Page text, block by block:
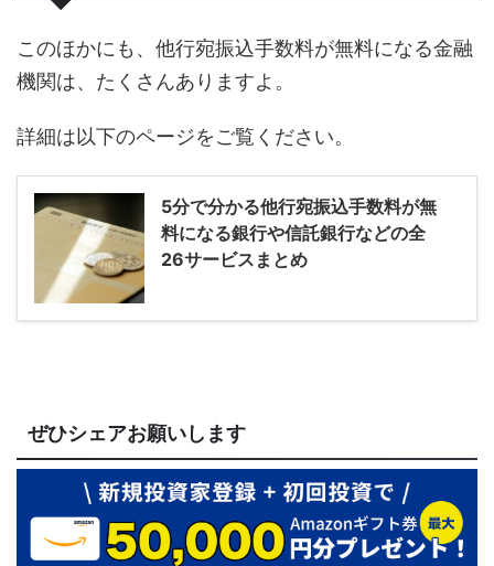
このほかにも、他行宛振込手数料が無料になる金融
機関は、たくさんありますよ。
詳細は以下のページをご覧ください。
5分で分かる他行宛振込手数料が無
料になる銀行や信託銀行などの全
26サービスまとめ
ぜひシェアお願いします